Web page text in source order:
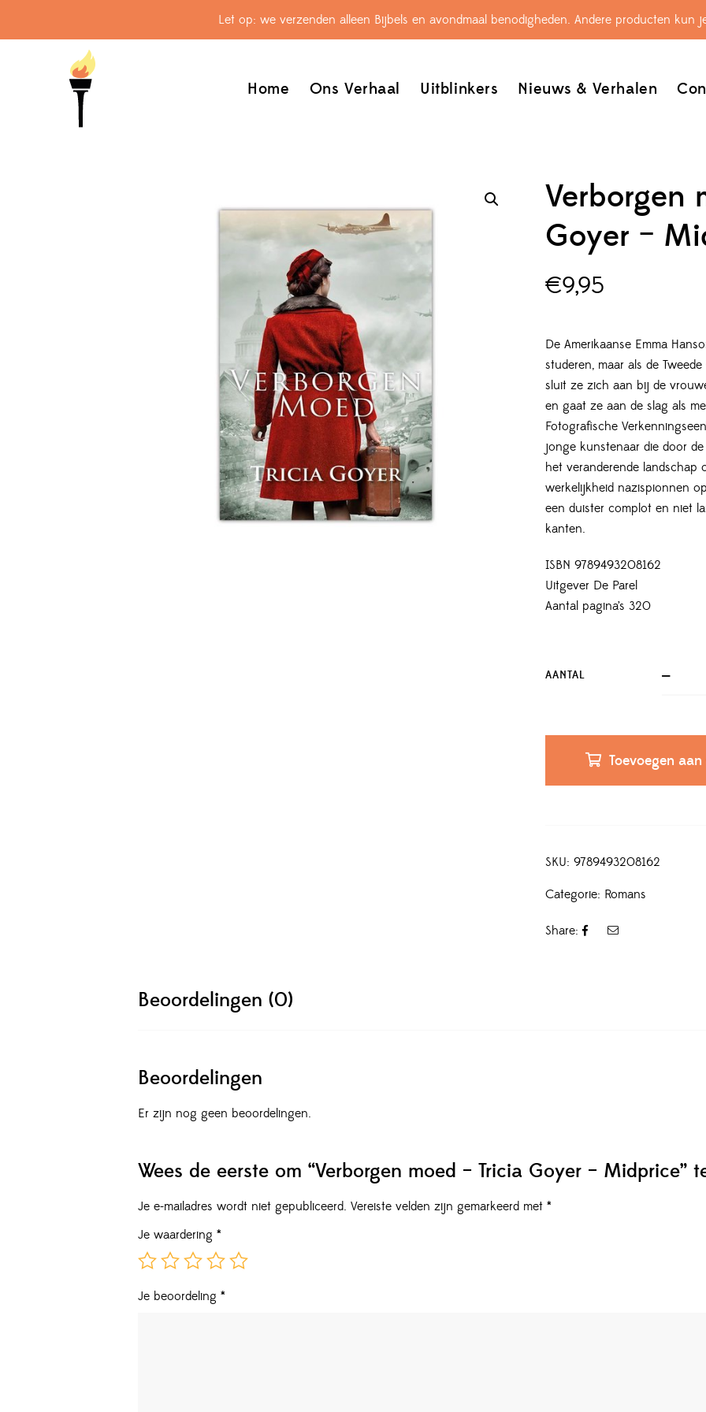
Let op: we verzenden alleen Bijbels en avondmaal benodigheden. Andere producten kun
Home Ons Verhaal Uitblinkers Nieuws & Verhalen
Verborgen
Goyer –
€9,95
De Amerikaanse Emma
studeren, maar als de
sluit ze zich aan bij de
en gaat ze aan de slag als
Fotografische
jonge kunstenaar die door
het veranderende landschap
werkelijkheid nazispionnen
een duister complot en niet
kanten.
ISBN 9789493208162
Uitgever De Parel
Aantal pagina’s 320
AANTAL
Toevoegen
SKU: 9789493208162
Categorie: Romans
Share:
Beoordelingen (0)
Beoordelingen
Er zijn nog geen beoordelingen.
Wees de eerste om “Verborgen moed – Tricia Goyer – Midprice”
Je e-mailadres wordt niet gepubliceerd. Vereiste velden zijn gemarkeerd met *
Je waardering *
Je beoordeling *